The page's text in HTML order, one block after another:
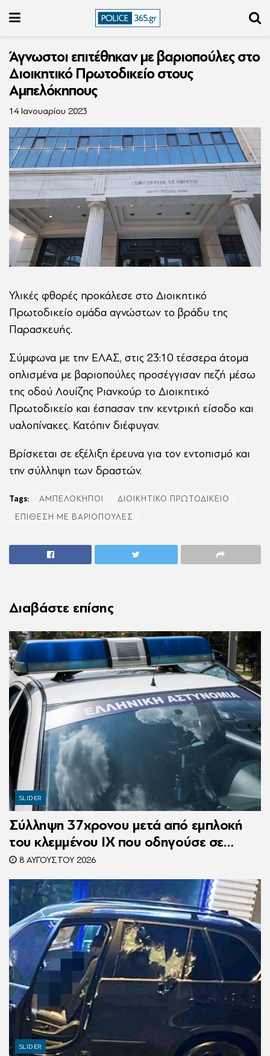
Άγνωστοι επιτέθηκαν με βαριοπούλες στο
Διοικητικό Πρωτοδικείο στους
Αμπελόκηπους
14 Ιανουαρίου 2023
Υλικές φθορές προκάλεσε στο Διοικητικό
Πρωτοδικείο ομάδα αγνώστων το βράδυ της
Παρασκευής.
Σύμφωνα με την ΕΛΑΣ, στις 23:10 τέσσερα άτομα
οπλισμένα με βαριοπούλες προσέγγισαν πεζή μέσω
της οδού Λουίζης Ριανκούρ το Διοικητικό
Πρωτοδικείο και έσπασαν την κεντρική είσοδο και
υαλοπίνακες. Κατόπιν διέφυγαν.
Βρίσκεται σε εξέλιξη έρευνα για τον εντοπισμό και
την σύλληψη των δραστών.
Tags: ΑΜΠΕΛΟΚΗΠΟΙ
ΔΙΟΙΚΗΤΙΚΟ ΠΡΩΤΟΔΙΚΕΙΟ
ΕΠΙΘΕΣΗ ΜΕ ΒΑΡΙΟΠΟΥΛΕΣ
Διαβάστε επίσης
SLIDER
Σύλληψη 37χρονου μετά από εμπλοκή
του κλεμμένου ΙΧ που οδηγούσε σε
τροχαίο
8 ΑΥΓΟΎΣΤΟΥ 2026
SLIDER